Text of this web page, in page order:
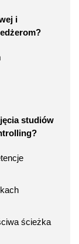
i
studiów
ścieżka